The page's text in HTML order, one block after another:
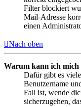
Filter blockiert
Mail-Adresse
einen
Nach oben
Warum kann ich mich
Dafür gibt es
Benutzername
Fall ist, wende
sicherzugehen,